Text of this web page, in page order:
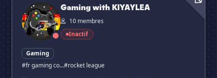
Gaming with KIYAYLEA
10 membres
Inactif
Gaming
#fr gaming co...#rocket league